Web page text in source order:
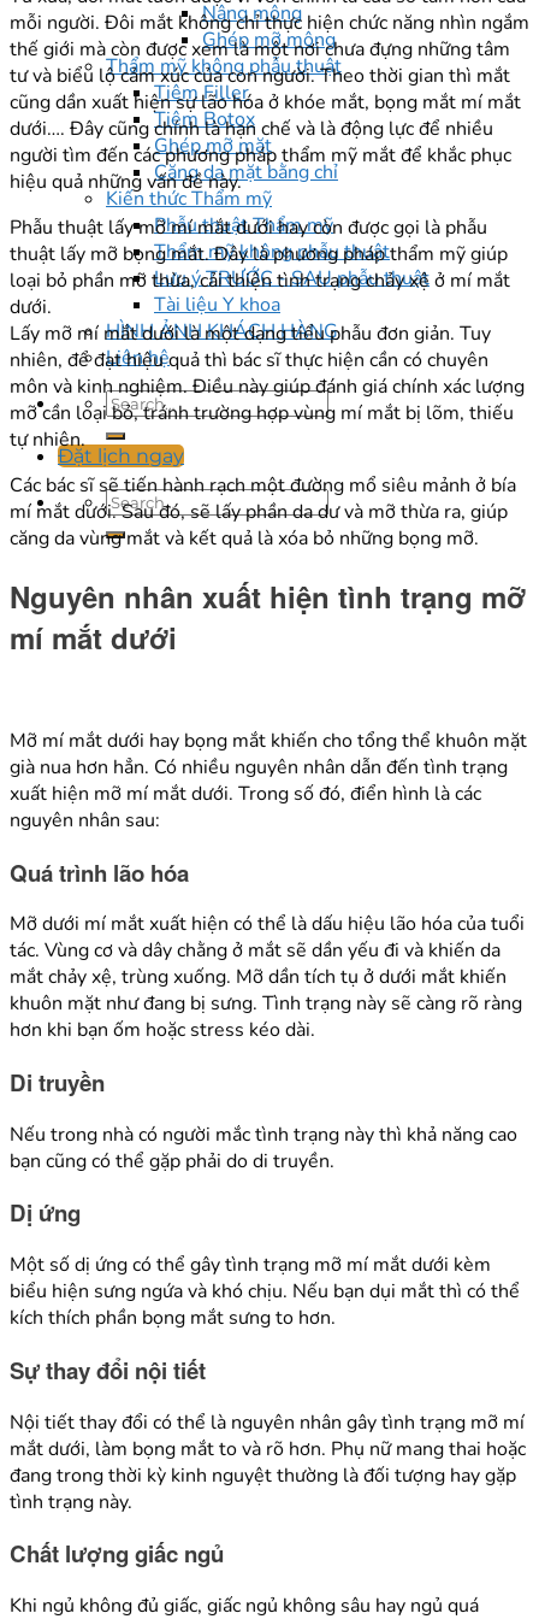
Nâng mông
Ghép mỡ mông
Thẩm mỹ không phẫu thuật
Tiêm Filler
Tiêm Botox
Ghép mỡ mặt
Căng da mặt bằng chỉ
Kiến thức Thẩm mỹ
Phẫu thuật Thẩm mỹ
Thẩm mỹ không phẫu thuật
Lưu ý TRƯỚC - SAU phẫu thuật
Tài liệu Y khoa
HÌNH ẢNH KHÁCH HÀNG
Liên hệ
Đặt lịch ngay
mỗi người. Đôi mắt không chỉ thực hiện chức năng nhìn ngắm
thế giới mà còn được xem là một nơi chưa đựng những tâm
tư và biểu lộ cảm xúc của con người. Theo thời gian thì mắt
cũng dần xuất hiện sự lão hóa ở khóe mắt, bọng mắt mí mắt
dưới…. Đây cũng chính là hạn chế và là động lực để nhiều
người tìm đến các phương pháp thẩm mỹ mắt để khắc phục
hiệu quả những vấn đề này.
Phẫu thuật lấy mỡ mí mắt dưới hay còn được gọi là phẫu
thuật lấy mỡ bọng mắt. Đây là phương pháp thẩm mỹ giúp
loại bỏ phần mỡ thừa, cải thiện tình trạng chảy xệ ở mí mắt
dưới.
Lấy mỡ mí mắt dưới là một dạng tiểu phẫu đơn giản. Tuy
nhiên, để đạt hiệu quả thì bác sĩ thực hiện cần có chuyên
môn và kinh nghiệm. Điều này giúp đánh giá chính xác lượng
mỡ cần loại bỏ, tránh trường hợp vùng mí mắt bị lõm, thiếu
tự nhiên.
Các bác sĩ sẽ tiến hành rạch một đường mổ siêu mảnh ở bía
mí mắt dưới. Sau đó, sẽ lấy phần da dư và mỡ thừa ra, giúp
căng da vùng mắt và kết quả là xóa bỏ những bọng mỡ.
Nguyên nhân xuất hiện tình trạng mỡ
mí mắt dưới
Mỡ mí mắt dưới hay bọng mắt khiến cho tổng thể khuôn mặt
già nua hơn hẳn. Có nhiều nguyên nhân dẫn đến tình trạng
xuất hiện mỡ mí mắt dưới. Trong số đó, điển hình là các
nguyên nhân sau:
Quá trình lão hóa
Mỡ dưới mí mắt xuất hiện có thể là dấu hiệu lão hóa của tuổi
tác. Vùng cơ và dây chằng ở mắt sẽ dần yếu đi và khiến da
mắt chảy xệ, trùng xuống. Mỡ dần tích tụ ở dưới mắt khiến
khuôn mặt như đang bị sưng. Tình trạng này sẽ càng rõ ràng
hơn khi bạn ốm hoặc stress kéo dài.
Di truyền
Nếu trong nhà có người mắc tình trạng này thì khả năng cao
bạn cũng có thể gặp phải do di truyền.
Dị ứng
Một số dị ứng có thể gây tình trạng mỡ mí mắt dưới kèm
biểu hiện sưng ngứa và khó chịu. Nếu bạn dụi mắt thì có thể
kích thích phần bọng mắt sưng to hơn.
Sự thay đổi nội tiết
Nội tiết thay đổi có thể là nguyên nhân gây tình trạng mỡ mí
mắt dưới, làm bọng mắt to và rõ hơn. Phụ nữ mang thai hoặc
đang trong thời kỳ kinh nguyệt thường là đối tượng hay gặp
tình trạng này.
Chất lượng giấc ngủ
Khi ngủ không đủ giấc, giấc ngủ không sâu hay ngủ quá